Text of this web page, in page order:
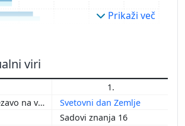
Prikaži več
viri
1.
Svetovni dan Zemlje
Sadovi znanja 16